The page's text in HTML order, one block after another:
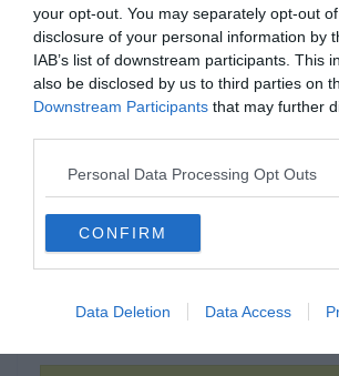
your opt-out. You may separately opt-out
disclosure of your personal information by
IAB’s list of downstream participants. This
also be disclosed by us to third parties on
Downstream Participants that may further
Personal Data Processing Opt Outs
CONFIRM
Data Deletion Data Access
0%
Melyik van
Budapesttől
főútvonalon?
Miskolc